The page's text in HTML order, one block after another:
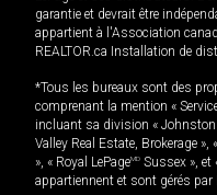
garantie et devrait être
appartient à l'Association
REALTOR.ca Installation de
*Tous les bureaux sont des
comprenant la mention «
incluant sa division « Johnston
Valley Real Estate, Brokerage »,
», « Royal LePageMD Sussex »,
appartiennent et sont gérés par